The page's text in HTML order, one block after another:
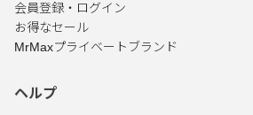
会員登録・ログイン
お得なセール
MrMaxプライベートブランド
ヘルプ